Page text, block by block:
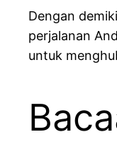
Dengan
perjalanan
untuk